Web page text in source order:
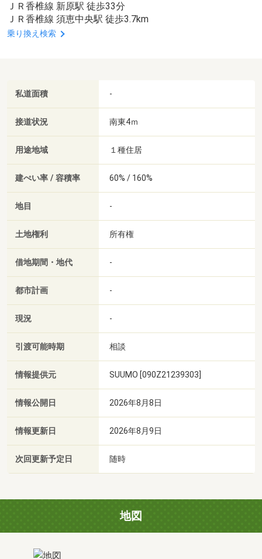
ＪＲ香椎線 新原駅 徒歩33分
ＪＲ香椎線 須恵中央駅 徒歩3.7km
乗り換え検索
私道面積 -
接道状況 南東4ｍ
用途地域 １種住居
建ぺい率 / 容積率 60% / 160%
地目 -
土地権利 所有権
借地期間・地代 -
都市計画 -
現況 -
引渡可能時期 相談
情報提供元 SUUMO [090Z21239303]
情報公開日 2026年8月8日
情報更新日 2026年8月9日
次回更新予定日 随時
地図